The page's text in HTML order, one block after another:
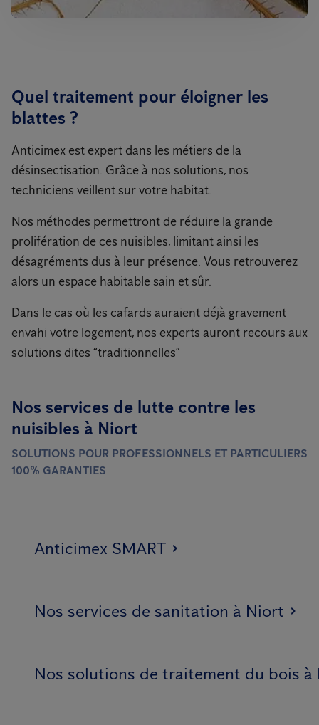
Quel traitement pour éloigner les
blattes ?
Anticimex est expert dans les métiers de la
désinsectisation. Grâce à nos solutions, nos
techniciens veillent sur votre habitat.
Nos méthodes permettront de réduire la grande
prolifération de ces nuisibles, limitant ainsi les
désagréments dus à leur présence. Vous retrouverez
alors un espace habitable sain et sûr.
Dans le cas où les cafards auraient déjà gravement
envahi votre logement, nos experts auront recours aux
solutions dites “traditionnelles”
Nos services de lutte contre les
nuisibles à Niort
SOLUTIONS POUR PROFESSIONNELS ET PARTICULIERS
100% GARANTIES
Anticimex SMART
Nos services de sanitation à Niort
Nos solutions de traitement du bois